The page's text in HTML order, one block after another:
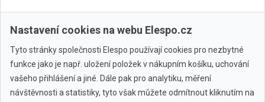
Zobrazit další
Nastavení cookies na webu Elespo.cz
Tyto stránky společnosti Elespo používají cookies pro nezbytné
funkce jako je např. uložení položek v nákupním košíku, uchování
vašeho přihlášení a jiné. Dále pak pro analytiku, měření
návštěvnosti a statistiky, tyto však můžete odmítnout kliknutím na